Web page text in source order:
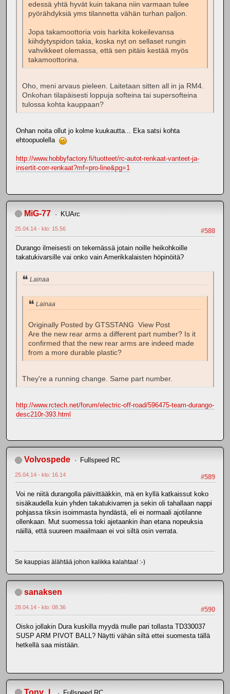
edessä yhtä hyvät kuin takana niin varmaan tulee
pyörähdyksiä yms tilannetta vähän turhan paljon.
Jopa takamoottoria vois harkita kokeilevansa
kiihdytyspidon takia, koska nyt on sellaset rungin
vahvikkeet olemassa, että sen pitäis kestää myös
takamoottorina.
Oho, meni arvaus pieleen. Laitetaan sitten all in ja RM4.
Onkohan tilapäisesti loppuja softeina tai supersofteina
tulossa kohta kauppaan?
Onhan noita ollut jo kolme kuukautta... Eka satsi kohta
ehtoopuolella
http://www.hobbyfactory.fi/tuotteet/rc-autot-renkaat-vanteet-ja-
insertit-corr-renkaat?mf=pro-line&pg=1
MiG-77 KUArc
#588
25.04.14 - klo: 15.56
Durango ilmeisesti on tekemässä jotain noille heikohkoille
takatukivarsille vai onko vain Amerikkalaisten höpinöitä?
Lainaa
Lainaa
Originally Posted by GTSSTANG View Post
Are the new rear arms a different part number? Is it
confirmed that the new rear arms are indeed made
from a more durable plastic?
They're a running change. Same part number.
http://www.rctech.net/forum/electric-off-road/596475-team-durango-
desc210r-393.html
Volvospede Fullspeed RC
#589
25.04.14 - klo: 16.14
Voi ne niitä durangolla päivittääkkin, mä en kyllä katkaissut koko
sisäkaudella kuin yhden takatukivarren ja sekin oli tahallaan nappi
pohjassa tiksin isoimmasta hyndästä, eli ei normaali ajotilanne
ollenkaan. Mut suomessa toki ajetaankin ihan etana nopeuksia
näillä, että suureen maailmaan ei voi siltä osin verrata.
Se kauppias älähtää johon kalikka kalahtaa! :-)
sanaksen
#590
28.04.14 - klo: 08.36
Oisko jollakin Dura kuskilla myydä mulle pari tollasta TD330037
SUSP ARM PIVOT BALL? Näytti vähän siltä ettei suomesta tällä
hetkellä saa mistään.
Tony_L Fullspeed RC